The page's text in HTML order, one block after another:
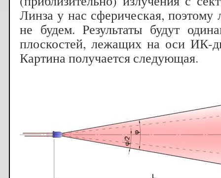
Линза у нас сферическая, поэтому
не будем. Результаты будут
плоскостей, лежащих на оси ИК-
Картина получается следующая.